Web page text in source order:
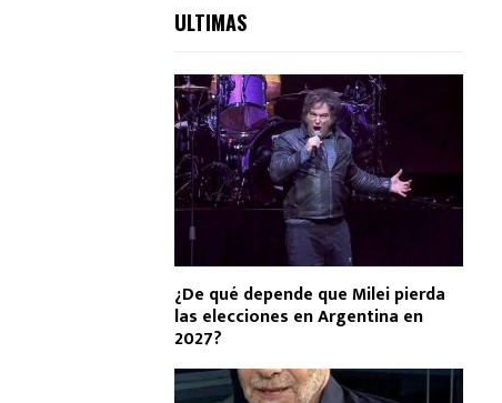
ULTIMAS
¿De qué depende que Milei pierda
las elecciones en Argentina en
2027?